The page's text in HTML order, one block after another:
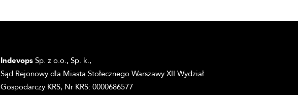
IndevopsSp. z o.o., Sp. k.,
Sąd Rejonowy dla Miasta Stołecznego Warszawy XII Wydział
Gospodarczy KRS, Nr KRS: 0000686577